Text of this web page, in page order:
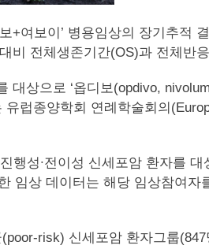
+여보이’ 병용임상의 장기추
비 전체생존기간(OS)과 전체반
상으로 ‘옵디보(opdivo,
럽종양학회 연례학술회의
행성∙전이성 신세포암 환자를
임상 데이터는 해당 임상참여
risk) 신세포암 환자그룹